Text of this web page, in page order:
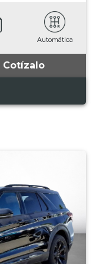
Automática
Cotízalo